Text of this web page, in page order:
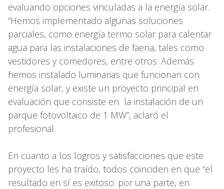
evaluando opciones vinculadas a la energía solar.
“Hemos implementado algunas soluciones
parciales, como energía termo solar para calentar
agua para las instalaciones de faena, tales como
vestidores y comedores, entre otros. Además
hemos instalado luminarias que funcionan con
energía solar, y existe un proyecto principal en
evaluación que consiste en la instalación de un
parque fotovoltaico de 1 MW”, aclaró el
profesional.
En cuanto a los logros y satisfacciones que este
proyecto les ha traído, todos coinciden en que “el
resultado en sí es exitoso: por una parte, en